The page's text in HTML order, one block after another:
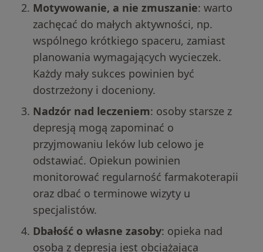
Motywowanie, a nie zmuszanie: warto
zachęcać do małych aktywności, np.
wspólnego krótkiego spaceru, zamiast
planowania wymagających wycieczek.
Każdy mały sukces powinien być
dostrzeżony i doceniony.
Nadzór nad leczeniem: osoby starsze z
depresją mogą zapominać o
przyjmowaniu leków lub celowo je
odstawiać. Opiekun powinien
monitorować regularność farmakoterapii
oraz dbać o terminowe wizyty u
specjalistów.
Dbałość o własne zasoby: opieka nad
osobą z depresją jest obciążająca
Szukasz wsparcia z Depresja?
Dobierz terapeutę
Google